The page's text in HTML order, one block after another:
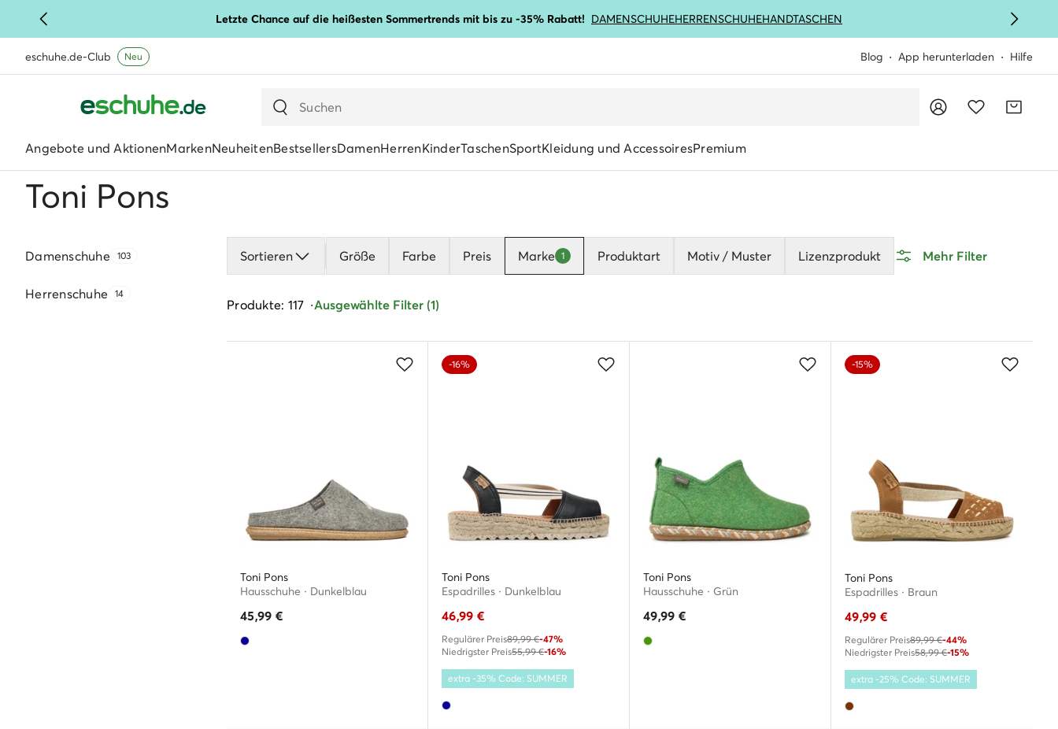
Letzte Chance auf die heißesten Sommertrends mit bis zu -35% Rabatt! DAMENSCHUHEHERRENSCHUHEHANDTASCHEN
eschuhe.de-Club Neu Blog App herunterladen Hilfe
Angebote und AktionenMarkenNeuheitenBestsellersDamenHerrenKinderTaschenSportKleidung und AccessoiresPremium
Toni Pons
Damenschuhe 103
Herrenschuhe 14
Sortieren Größe Farbe Preis Marke 1 Produktart Motiv / Muster Lizenzprodukt Mehr Filter
Produkte: 117 Ausgewählte Filter (1)
Toni Pons
Hausschuhe · Dunkelblau
45,99 €
-16%
Toni Pons
Espadrilles · Dunkelblau
46,99 €
Regulärer Preis89,99 €-47%
Niedrigster Preis55,99 €-16%
extra -35% Code: SUMMER
Toni Pons
Hausschuhe · Grün
49,99 €
-15%
Toni Pons
Espadrilles · Braun
49,99 €
Regulärer Preis89,99 €-44%
Niedrigster Preis58,99 €-15%
extra -25% Code: SUMMER